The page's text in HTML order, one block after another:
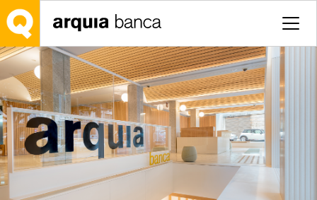
Saltar al contenido principal